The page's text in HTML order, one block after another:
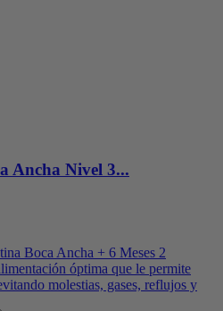
Ancha Nivel 3...
Boca Ancha + 6 Meses 2
óptima que le permite
molestias, gases, reflujos y